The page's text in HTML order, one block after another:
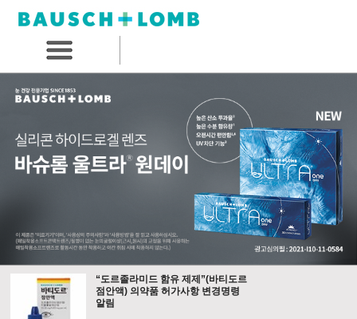
“도르졸라미드 함유 제제”(바티도르
점안액) 의약품 허가사항 변경명령
알림